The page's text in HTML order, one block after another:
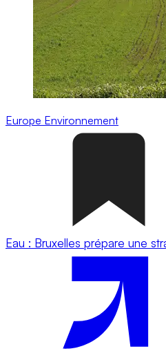
Europe Environnement
Eau : Bruxelles prépare une